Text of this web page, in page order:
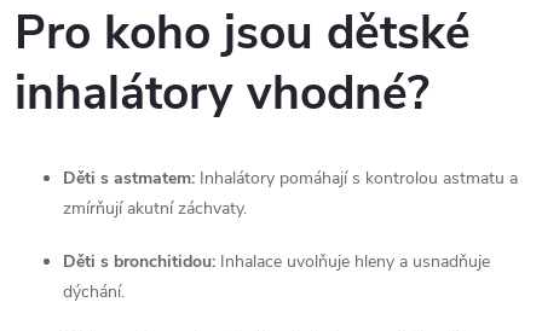
Pro koho jsou dětské
inhalátory vhodné?
Děti s astmatem: Inhalátory pomáhají s kontrolou astmatu a
zmírňují akutní záchvaty.
Děti s bronchitidou: Inhalace uvolňuje hleny a usnadňuje
dýchání.